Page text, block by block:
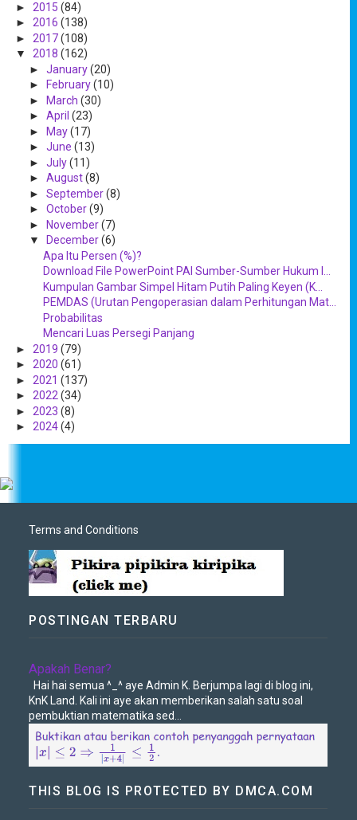
► 2015 (84)
► 2016 (138)
► 2017(108)
▼ 2018 (162)
► January(20)
►
February(10)
► March (30)
► April (23)
► May(17)
► June (13)
► July(11)
► August(8)
► September(8)
► October(9)
► November(7)
▼
December(6)
Apa Itu Persen (%)?
Download File PowerPoint PAI Sumber-Sumber Hukum I...
Kumpulan Gambar Simpel Hitam Putih Paling Keyen (K...
PEMDAS (Urutan Pengoperasian dalam Perhitungan Mat...
Probabilitas
Mencari Luas Persegi Panjang
► 2019 (79)
► 2020 (61)
► 2021 (137)
► 2022 (34)
► 2023 (8)
► 2024(4)
Terms and Conditions
POSTINGAN TERBARU
Apakah Benar?
Hai hai semua ^_^ aye Admin K. Berjumpa lagi di blog ini,
KnK Land. Kali ini aye akan memberikan salah satu soal
pembuktian matematika sed...
THIS BLOG IS PROTECTED BY DMCA.COM